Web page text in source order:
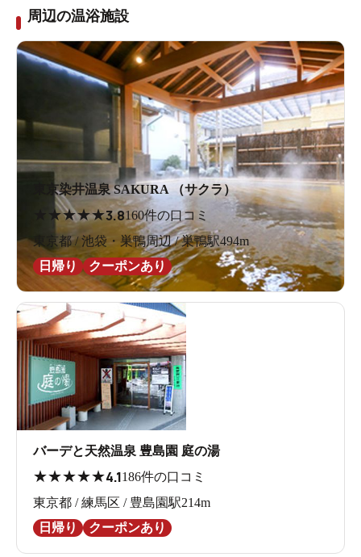
周辺の温浴施設
東京染井温泉 SAKURA （サクラ）
★★★★3.8160件の口コミ
東京都 / 池袋・巣鴨周辺 / 巣鴨駅494m
日帰り
クーポンあり
バーデと天然温泉 豊島園 庭の湯
★★★★★4.1186件の口コミ
東京都 / 練馬区 / 豊島園駅214m
日帰り
クーポンあり